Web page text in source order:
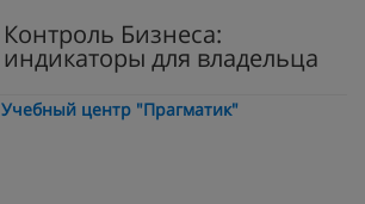
Контроль Бизнеса:
индикаторы для владельца
Учебный центр "Прагматик"